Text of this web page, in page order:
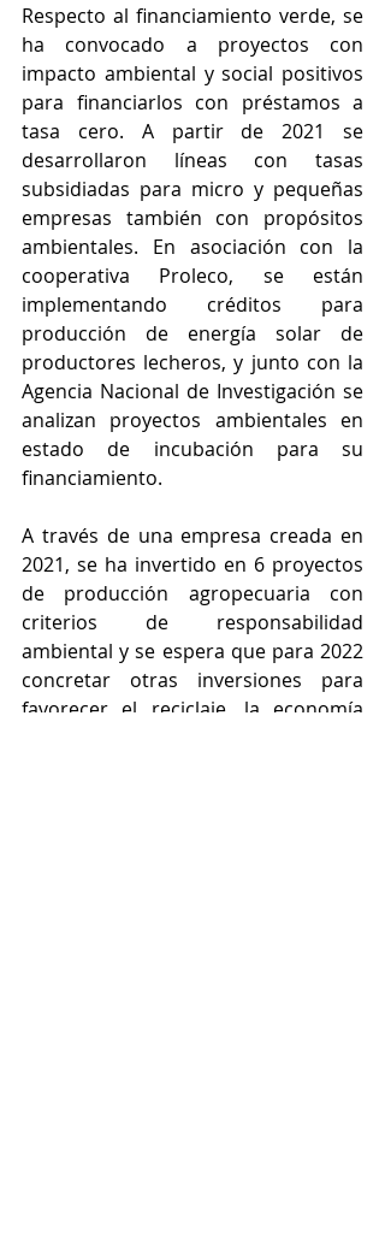
Respecto al financiamiento verde, se
ha convocado a proyectos con
impacto ambiental y social positivos
para financiarlos con préstamos a
tasa cero. A partir de 2021 se
desarrollaron líneas con tasas
subsidiadas para micro y pequeñas
empresas también con propósitos
ambientales. En asociación con la
cooperativa Proleco, se están
implementando créditos para
producción de energía solar de
productores lecheros, y junto con la
Agencia Nacional de Investigación se
analizan proyectos ambientales en
estado de incubación para su
financiamiento.
A través de una empresa creada en
2021, se ha invertido en 6 proyectos
de producción agropecuaria con
criterios de responsabilidad
ambiental y se espera que para 2022
concretar otras inversiones para
favorecer el reciclaje, la economía